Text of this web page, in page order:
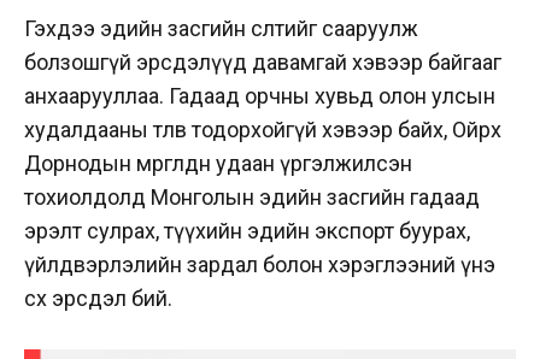
Гэхдээ эдийн засгийн өсөлтийг сааруулж
болзошгүй эрсдэлүүд давамгай хэвээр байгааг
анхаарууллаа. Гадаад орчны хувьд олон улсын
худалдааны төлөв тодорхойгүй хэвээр байх, Ойрх
Дорнодын мөргөлдөөн удаан үргэлжилсэн
тохиолдолд Монголын эдийн засгийн гадаад
эрэлт сулрах, түүхийн эдийн экспорт буурах,
үйлдвэрлэлийн зардал болон хэрэглээний үнэ
өсөх эрсдэл бий.